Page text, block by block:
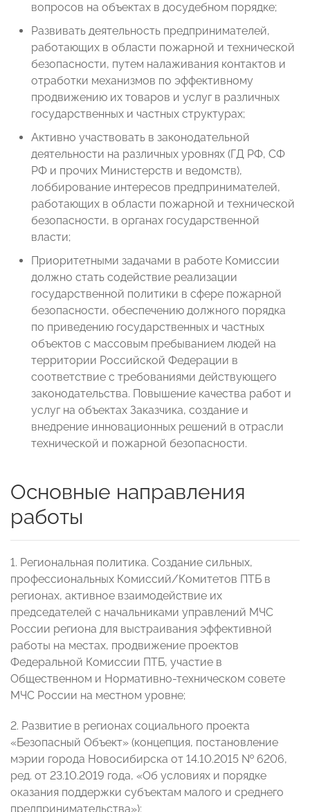
вопросов на объектах в досудебном порядке;
Развивать деятельность предпринимателей,
работающих в области пожарной и технической
безопасности, путем налаживания контактов и
отработки механизмов по эффективному
продвижению их товаров и услуг в различных
государственных и частных структурах;
Активно участвовать в законодательной
деятельности на различных уровнях (ГД РФ, СФ
РФ и прочих Министерств и ведомств),
лоббирование интересов предпринимателей,
работающих в области пожарной и технической
безопасности, в органах государственной
власти;
Приоритетными задачами в работе Комиссии
должно стать содействие реализации
государственной политики в сфере пожарной
безопасности, обеспечению должного порядка
по приведению государственных и частных
объектов с массовым пребыванием людей на
территории Российской Федерации в
соответствие с требованиями действующего
законодательства. Повышение качества работ и
услуг на объектах Заказчика, создание и
внедрение инновационных решений в отрасли
технической и пожарной безопасности.
Основные направления
работы
1. Региональная политика. Создание сильных,
профессиональных Комиссий/Комитетов ПТБ в
регионах, активное взаимодействие их
председателей с начальниками управлений МЧС
России региона для выстраивания эффективной
работы на местах, продвижение проектов
Федеральной Комиссии ПТБ, участие в
Общественном и Нормативно-техническом совете
МЧС России на местном уровне;
2. Развитие в регионах социального проекта
«Безопасный Объект» (концепция, постановление
мэрии города Новосибирска от 14.10.2015 № 6206,
ред. от 23.10.2019 года, «Об условиях и порядке
оказания поддержки субъектам малого и среднего
предпринимательства»);